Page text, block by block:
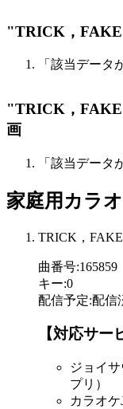
"TRICK，
「該当データ
"TRICK，
画
「該当データ
家庭用カラ
TRICK，
曲番号:165859
キー:0
配信予定:配信
【対応サー
ジョイ
プリ）
カラオケ